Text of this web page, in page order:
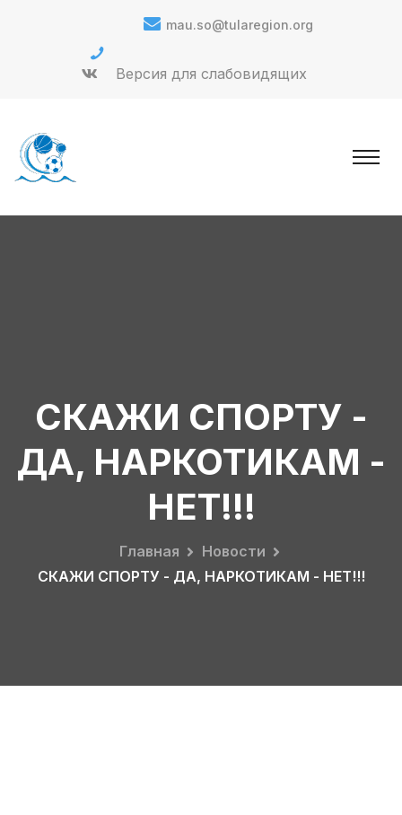
mau.so@tularegion.org
Версия для слабовидящих
СКАЖИ СПОРТУ -
ДА, НАРКОТИКАМ -
НЕТ!!!
Главная
Новости
СКАЖИ СПОРТУ - ДА, НАРКОТИКАМ - НЕТ!!!